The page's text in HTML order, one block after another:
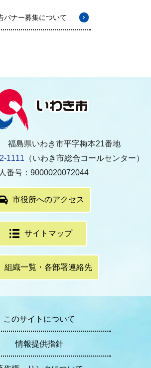
バナー募集について
福島県いわき市平字梅本21番地
1111 （いわき市総合コールセンター）
番号：9000020072044
市役所へのアクセス
サイトマップ
組織一覧・各部署連絡先
このサイトについて
情報提供指針